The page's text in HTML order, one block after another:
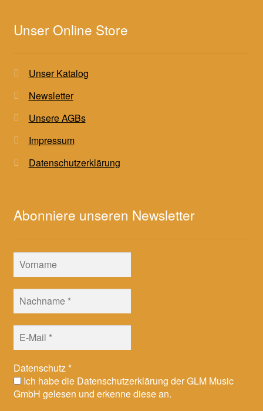
Unser Online Store
Unser Katalog
Newsletter
Unsere AGBs
Impressum
Datenschutzerklärung
Abonniere unseren Newsletter
Datenschutz*
Ich habe die Datenschutzerklärung der GLM Music
GmbH gelesen und erkenne diese an.